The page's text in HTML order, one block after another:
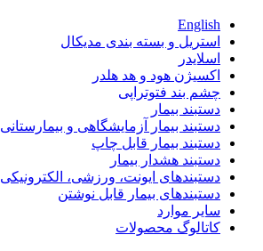
English
استریل و بسته بندی مدیکال
اسلایدر
اکسیژن هود و هد هلدر
چشم بند فتوتراپی
دستبند بیمار
دستبند بیمار آزمایشگاهی و بیمارستانی
دستبند بیمار قابل چاپ
دستبند هشدار بیمار
دستبندهای ایونت، ورزشی، الکترونیکی
دستبندهای بیمار قابل نوشتن
سایر موارد
کاتالوگ محصولات